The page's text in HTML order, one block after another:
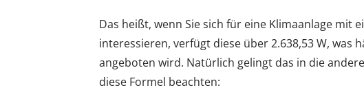
Das heißt, wenn Sie sich für eine Klimaanlage mit
interessieren, verfügt diese über 2.638,53 W, was
angeboten wird. Natürlich gelingt das in die
diese Formel beachten: